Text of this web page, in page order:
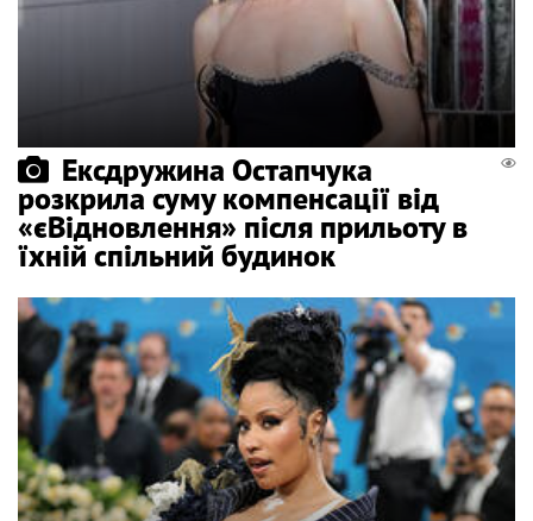
Ексдружина Остапчука
розкрила суму компенсації від
«єВідновлення» після прильоту в
їхній спільний будинок